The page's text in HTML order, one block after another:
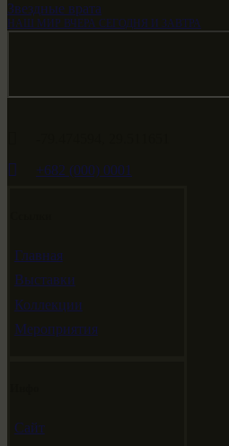
Звездные врата
НАШ МИР ВЧЕРА СЕГОДНЯ И ЗАВТРА
+682 (000) 0001
Главная
Выставки
Коллекции
Мероприятия
Сайт